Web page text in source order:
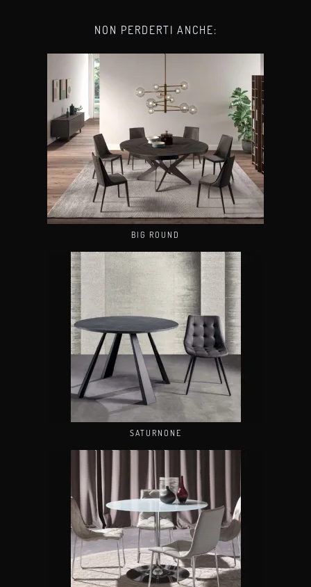
NON PERDERTI ANCHE:
BIG ROUND
SATURNONE